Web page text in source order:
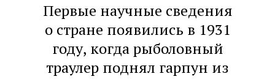
Первые научные сведения
о стране появились в 1931
году, когда рыболовный
траулер поднял гарпун из